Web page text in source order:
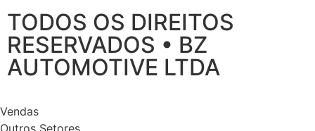
TODOS OS DIREITOS
RESERVADOS • BZ
AUTOMOTIVE LTDA
Vendas
Outros Setores